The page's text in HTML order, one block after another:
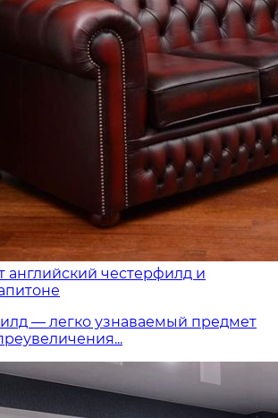
английский честерфилд и
— легко узнаваемый предмет